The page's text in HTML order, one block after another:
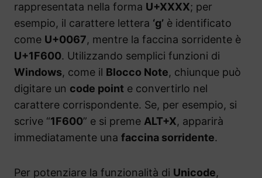
rappresentata nella forma U+XXXX; per
esempio, il carattere lettera ‘g’ è identificato
come U+0067, mentre la faccina sorridente è
U+1F600. Utilizzando semplici funzioni di
Windows, come il Blocco Note, chiunque può
digitare un code point e convertirlo nel
carattere corrispondente. Se, per esempio, si
scrive “1F600” e si preme ALT+X, apparirà
immediatamente una faccina sorridente.
Per potenziare la funzionalità di Unicode,